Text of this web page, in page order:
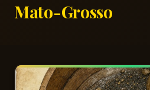
Mato-Grosso